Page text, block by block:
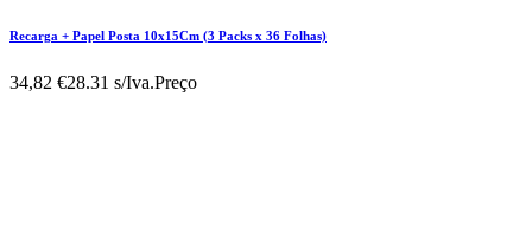
Recarga + Papel Posta 10x15Cm (3 Packs x 36 Folhas)
34,82 €28.31 s/Iva.Preço